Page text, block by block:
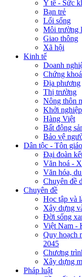
Y tế - Sức
Bạn trẻ
Lối sống
Môi trường
Giao thông
Xã hội
Kinh tế
Doanh
Chứng
Địa phương
Thị trường
Nông thôn
Khởi nghiệp
Hàng Việt
Bất động
Bảo vệ
Dân tộc - Tôn giáo
Đại đoàn
Văn hoá -
Văn hóa,
Chuyên đề
Chuyên đề
Học tập và
Xây dựng
Đời sống
Việt Nam -
Quy hoạch
2045
Chương
Xây dựng
Pháp luật